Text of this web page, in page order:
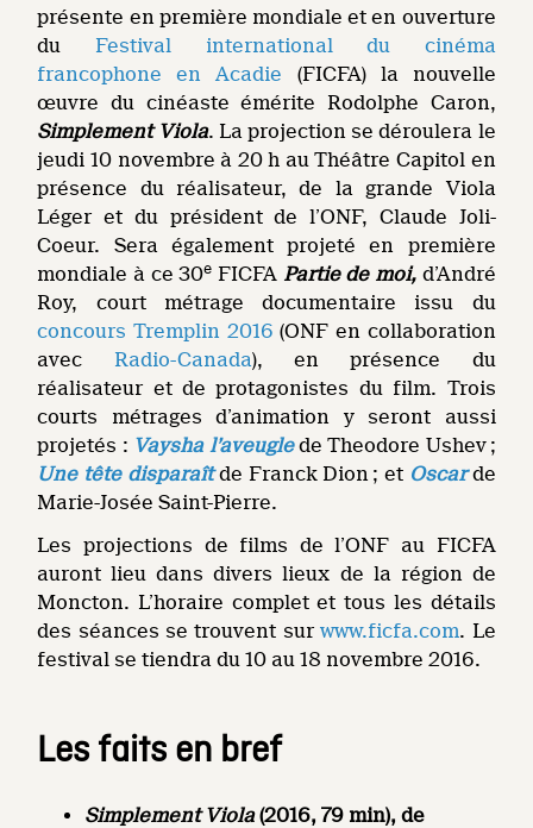
présente en première mondiale et en ouverture
du Festival international du cinéma
francophone en Acadie (FICFA) la nouvelle
œuvre du cinéaste émérite Rodolphe Caron,
Simplement Viola. La projection se déroulera le
jeudi 10 novembre à 20 h au Théâtre Capitol en
présence du réalisateur, de la grande Viola
Léger et du président de l’ONF, Claude Joli-
Coeur. Sera également projeté en première
mondiale à ce 30e FICFA Partie de moi, d’André
Roy, court métrage documentaire issu du
concours Tremplin 2016 (ONF en collaboration
avec Radio-Canada), en présence du
réalisateur et de protagonistes du film. Trois
courts métrages d’animation y seront aussi
projetés : Vaysha l’aveuglede Theodore Ushev ;
Une tête disparaîtde Franck Dion ; et Oscarde
Marie-Josée Saint-Pierre.
Les projections de films de l’ONF au FICFA
auront lieu dans divers lieux de la région de
Moncton. L’horaire complet et tous les détails
des séances se trouvent surwww.ficfa.com. Le
festival se tiendra du 10 au 18 novembre 2016.
Les faits en bref
Simplement Viola(2016, 79 min), de